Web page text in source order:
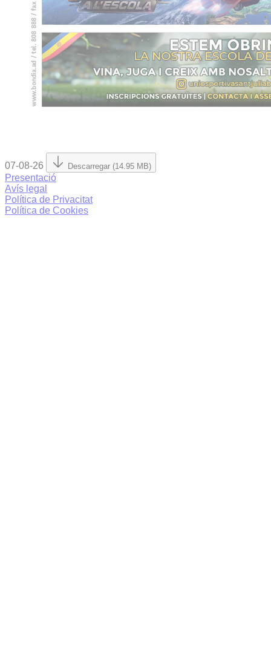
07-08-26 Descarregar (14.95 MB)
Presentació
Avís legal
Política de Privacitat
Política de Cookies